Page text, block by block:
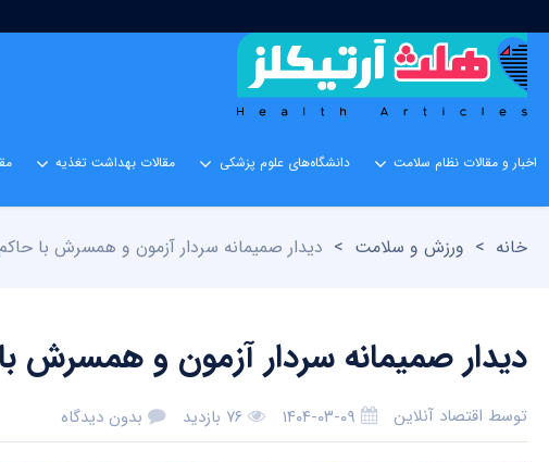
اخبار و مقالات نظام سلامت دانشگاه‌های علوم پزشکی مقالات بهداشت تغذیه
خانه > ورزش و سلامت > دیدار صمیمانه سردار آزمون و همسرش با
دیدار صمیمانه سردار آزمون و
توسط اقتصاد آنلاین ۱۴۰۴-۰۳-۰۹ ۷۶ بازدید بدون دیدگاه